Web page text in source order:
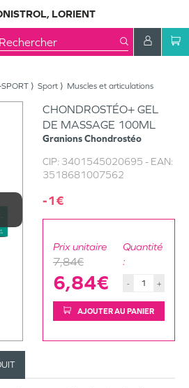
LORIENT
Sport Muscles et articulations
CHONDROSTÉO+ GEL
DE MASSAGE 100ML
GranionsChondrostéo
CIP: 3401545020695 - EAN:
3518681007562
-1€
Prix unitaire
7,84€
6,84€
Quantité
:
- +
AJOUTER AU PANIER